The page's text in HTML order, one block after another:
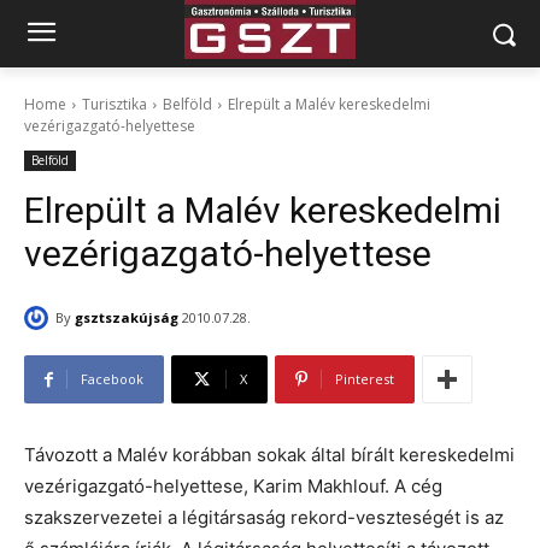
Home Turisztika Belföld
Elrepült a Malév kereskedelmi
vezérigazgató-helyettese
Belföld
Elrepült a Malév kereskedelmi
vezérigazgató-helyettese
By gsztszakújság 2010.07.28.
Facebook X Pinterest
Távozott a Malév korábban sokak által bírált kereskedelmi
vezérigazgató-helyettese, Karim Makhlouf. A cég
szakszervezetei a légitársaság rekord-veszteségét is az